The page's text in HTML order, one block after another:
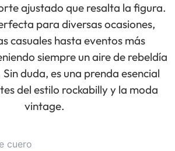
ajustado que resalta la figura.
para diversas ocasiones,
casuales hasta eventos más
siempre un aire de rebeldía
duda, es una prenda esencial
del estilo rockabilly y la moda
vintage.
cuero